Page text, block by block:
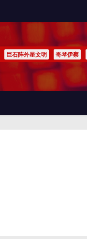
巨石阵外星文明 奇琴伊察